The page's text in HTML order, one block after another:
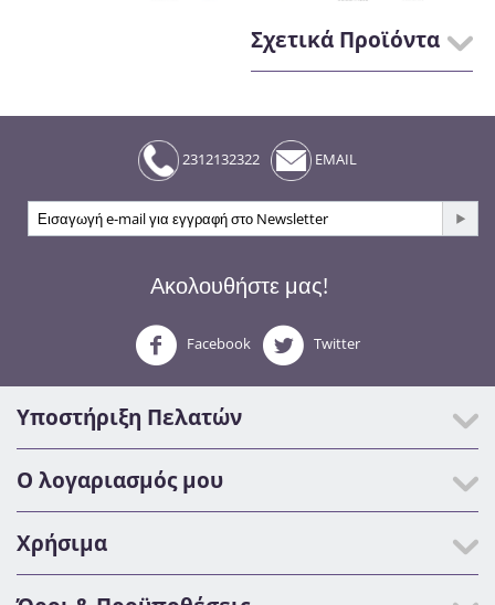
Σχετικά Προϊόντα
2312132322 EMAIL
Ακολουθήστε μας!
Facebook Twitter
Υποστήριξη Πελατών
Ο λογαριασμός μου
Χρήσιμα